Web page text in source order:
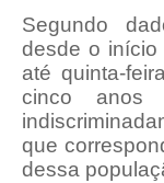
Segundo
desde o início
até quinta-
cinco anos
que
dessa